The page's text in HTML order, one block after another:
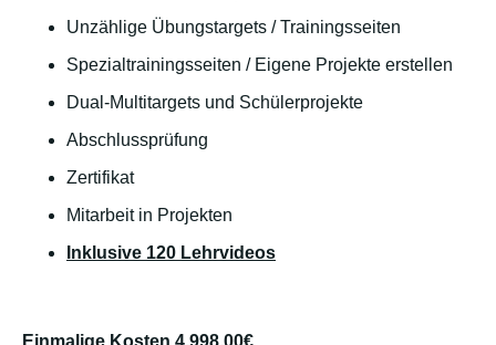
Unzählige Übungstargets / Trainingsseiten
Spezialtrainingsseiten / Eigene Projekte erstellen
Dual-Multitargets und Schülerprojekte
Abschlussprüfung
Zertifikat
Mitarbeit in Projekten
Inklusive 120 Lehrvideos
Einmalige Kosten 4.998,00€